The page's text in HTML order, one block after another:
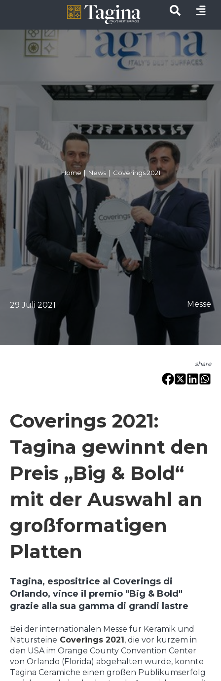
Home | News | Coverings 2021
29 Juli 2021 Messe
share
Coverings 2021:
Tagina gewinnt den
Preis „Big & Bold“
mit der Auswahl an
großformatigen
Platten
Tagina, espositrice al Coverings di
Orlando, vince il premio "Big & Bold"
grazie alla sua gamma di grandi lastre
Bei der internationalen Messe für Keramik und
Natursteine Coverings 2021, die vor kurzem in
den USA im Orange County Convention Center
von Orlando (Florida) abgehalten wurde, konnte
Tagina Ceramiche einen großen Publikumserfolg